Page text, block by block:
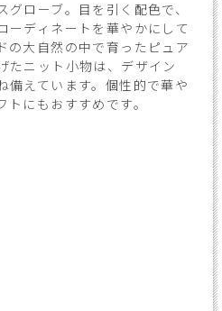
ローブ。目を引く配色で、
ーディネートを華やかにして
の大自然の中で育ったピュア
たニット小物は、デザイン
備えています。個性的で華や
にもおすすめです。